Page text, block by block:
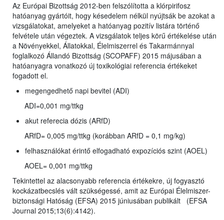
Az Európai Bizottság 2012-ben felszólította a klórpirifosz
hatóanyag gyártóit, hogy késedelem nélkül nyújtsák be azokat a
vizsgálatokat, amelyeket a hatóanyag pozitív listára történő
felvétele után végeztek. A vizsgálatok teljes körű értékelése után
a Növényekkel, Állatokkal, Élelmiszerrel és Takarmánnyal
foglalkozó Állandó Bizottság (SCOPAFF) 2015 májusában a
hatóanyagra vonatkozó új toxikológiai referencia értékeket
fogadott el.
megengedhető napi bevitel (ADI)
ADI=0,001 mg/ttkg
akut referecia dózis (ARfD)
ARfD= 0,005 mg/ttkg (korábban ARfD = 0,1 mg/kg)
felhasználókat érintő elfogadható expozíciós szint (AOEL)
AOEL= 0,001 mg/ttkg
Tekintettel az alacsonyabb referencia értékekre, új fogyasztó
kockázatbecslés vált szükségessé, amit az Európai Élelmiszer-
biztonsági Hatóság (EFSA) 2015 júniusában publikált (EFSA
Journal 2015;13(6):4142).